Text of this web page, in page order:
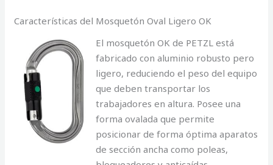
Características del Mosquetón Oval Ligero OK
El mosquetón OK de PETZL está
fabricado con aluminio robusto pero
ligero, reduciendo el peso del equipo
que deben transportar los
trabajadores en altura. Posee una
forma ovalada que permite
posicionar de forma óptima aparatos
de sección ancha como poleas,